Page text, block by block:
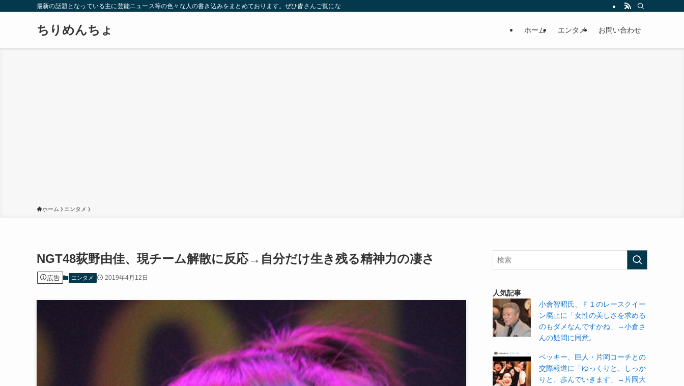
最新の話題となっている主に芸能ニュース等の色々な人の書き込みをまとめております。ぜひ皆さんご覧になっていってください。
ちりめんちょ ホーム エンタメ お問い合わせ
ホーム エンタメ
NGT48荻野由佳、現チーム解散に反応→自分だけ生き残る精神力の凄さ
広告 エンタメ 2019年4月12日
人気記事
小倉智昭氏、Ｆ１のレースクイー
ン廃止に「女性の美しさを求める
のもダメなんですかね」→小倉さ
んの疑問に同意。
ベッキー、巨人・片岡コーチとの
交際報道に「ゆっくりと、しっか
りと、歩んでいきます」→片岡大